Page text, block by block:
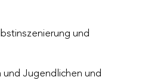
und
und Jugendlichen und